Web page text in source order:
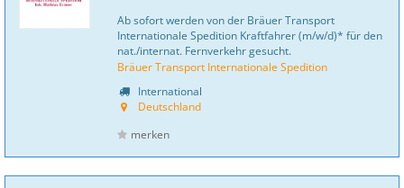
Ab sofort werden von der Bräuer Transport
Internationale Spedition Kraftfahrer (m/w/d)* für den
nat./internat. Fernverkehr gesucht.
Bräuer Transport Internationale Spedition
International
Deutschland
merken